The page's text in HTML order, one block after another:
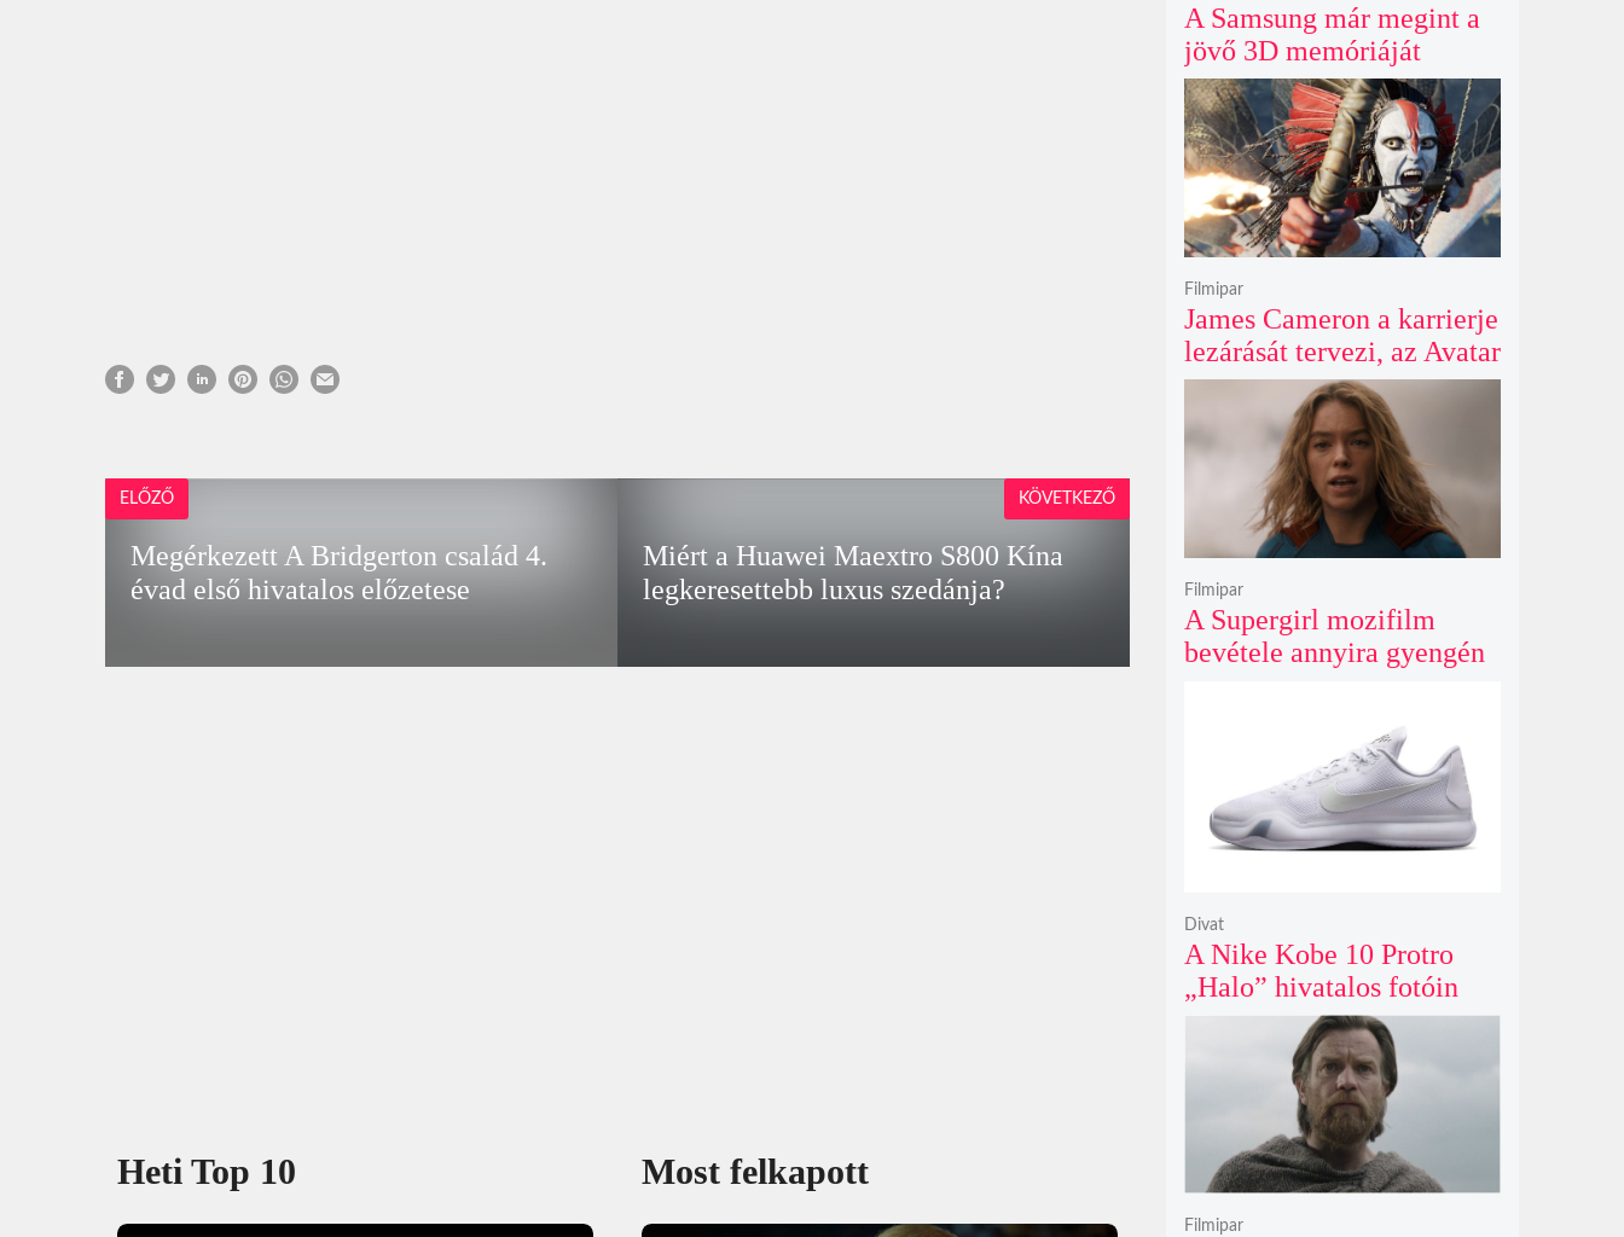
ELŐZŐ
Megérkezett A Bridgerton család 4.
évad első hivatalos előzetese
Miért a Huawei Maextro S800 Kína
legkeresettebb luxus szedánja?
KÖVETKEZŐ
Heti Top 10 Most felkapott
A Samsung már megint a
jövő 3D memóriáját
villantja meg, miközben
mi csak olcsó DDR5-öt
akarunk
James Cameron a karrierje
lezárását tervezi, az Avatar
4 és 5 jövője így elég
kilátástalan
Filmipar
A Supergirl mozifilm
bevétele annyira gyengén
számait sem érte el
Filmipar
A Nike Kobe 10 Protro
„Halo” hivatalos fotóin
már most rajongók ezrei
csüngenek
Divat
Filmipar